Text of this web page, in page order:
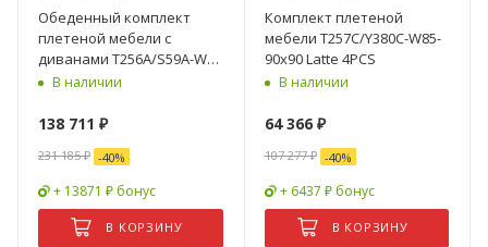
Обеденный комплект
плетеной мебели с
диванами T256A/S59A-W53
Brown
В наличии
138 711 ₽
231 185₽ -40%
+ 13871 ₽ бонус
В КОРЗИНУ
Комплект плетеной
мебели T257C/Y380C-W85-
90x90 Latte 4PCS
В наличии
64 366₽
107 277₽ -40%
+ 6437 ₽ бонус
В КОРЗИНУ